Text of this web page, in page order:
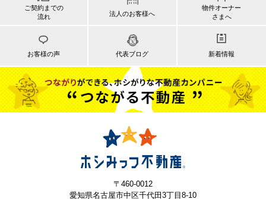
ご契約までの
流れ
法人のお客様へ
物件オーナー
さまへ
お客様の声 代表ブログ 新着情報
〒460-0012
愛知県名古屋市中区千代田3丁目8-10